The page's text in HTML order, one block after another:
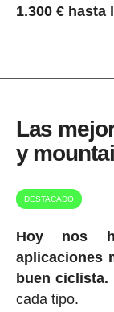
1.300 € hasta
Las
y
DESTACADO
Hoy nos
aplicaciones
buen ciclista.
cada tipo.